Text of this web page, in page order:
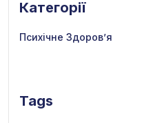
Категорії
Психічне Здоров’я
Tags